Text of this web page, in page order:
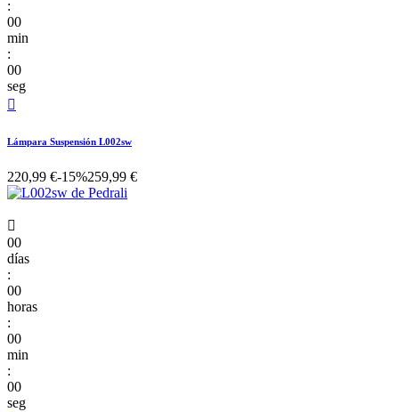
:
00
min
:
00
seg

Lámpara Suspensión L002sw
220,99 €-15%259,99 €

00
días
:
00
horas
:
00
min
:
00
seg